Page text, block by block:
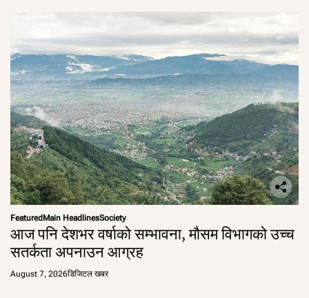
FeaturedMain HeadlinesSociety
आज पनि देशभर वर्षाको सम्भावना, मौसम विभागको उच्च
सतर्कता अपनाउन आग्रह
August 7, 2026डिजिटल खबर